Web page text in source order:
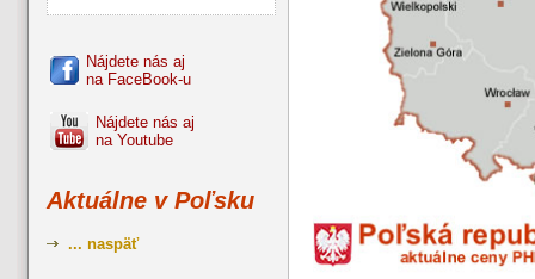
Nájdete nás aj
na FaceBook-u
Nájdete nás aj
na Youtube
Aktuálne v Poľsku
... naspäť